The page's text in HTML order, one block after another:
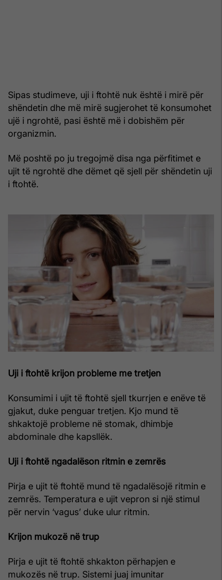
Sipas studimeve, uji i ftohtë nuk është i mirë për
shëndetin dhe më mirë sugjerohet të konsumohet
ujë i ngrohtë, pasi është më i dobishëm për
organizmin.
Më poshtë po ju tregojmë disa nga përfitimet e
ujit të ngrohtë dhe dëmet që sjell për shëndetin uji
i ftohtë.
Uji i ftohtë krijon probleme me tretjen
Konsumimi i ujit të ftohtë sjell tkurrjen e enëve të
gjakut, duke penguar tretjen. Kjo mund të
shkaktojë probleme në stomak, dhimbje
abdominale dhe kapsllëk.
Uji i ftohtë ngadalëson ritmin e zemrës
Pirja e ujit të ftohtë mund të ngadalësojë ritmin e
zemrës. Temperatura e ujit vepron si një stimul
për nervin ‘vagus’ duke ulur ritmin.
Krijon mukozë në trup
Pirja e ujit të ftohtë shkakton përhapjen e
mukozës në trup. Sistemi juaj imunitar